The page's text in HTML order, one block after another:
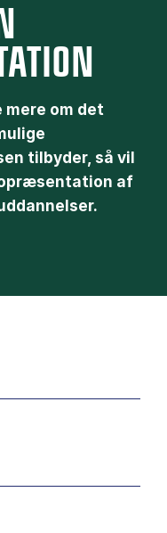
mere om det
tilbyder, så vil
af